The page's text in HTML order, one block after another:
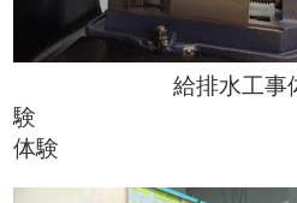
給排水工事
験 加工も
体験